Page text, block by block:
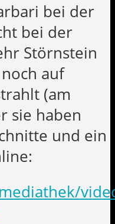
bei der
bei der
Störnstein
auf
(am
sie haben
und ein